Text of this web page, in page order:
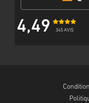
4,49 345 AVIS